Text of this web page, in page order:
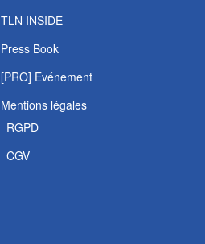
TLN INSIDE
Press Book
[PRO] Evénement
Mentions légales
RGPD
CGV